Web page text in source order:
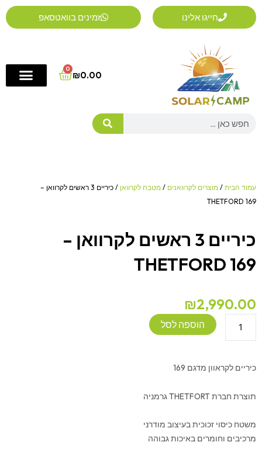
דילוג
לתוכן
חייגו אלינו זמינים בוואטסאפ
₪0.00
0
Cart
Search
עמוד הבית / מוצרים לקרוואנים / מטבח לקרוואן
/ כיריים 3 ראשים לקרוואן –
THETFORD 169
כיריים 3 ראשים לקרוואן –
THETFORD 169
₪2,990.00
הוספה לסל
כיריים לקראוון מדגם 169
תוצרת חברת THETFORT גרמניה
משטח כיסוי זכוכית בעיצוב מודרני
מרכיבים וחומרים באיכות גבוהה